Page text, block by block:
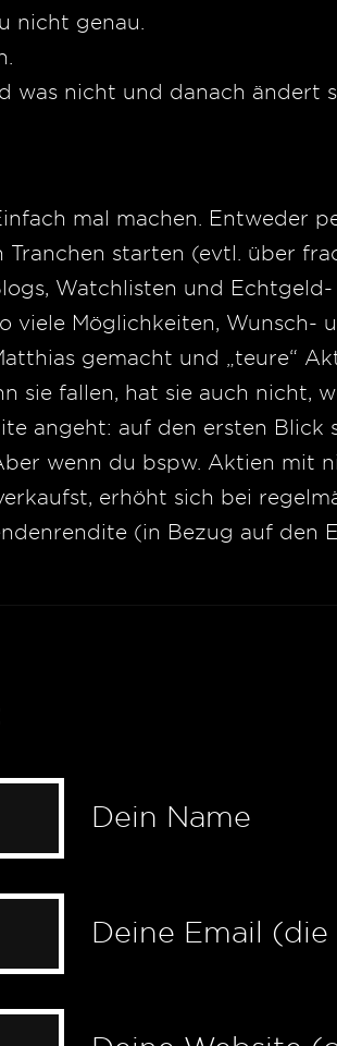
nicht genau.
was nicht und danach ändert
mal machen. Entweder
starten (evtl. über
Watchlisten und
viele Möglichkeiten, Wunsch-
gemacht und „teure“
sie fallen, hat sie auch nicht,
angeht: auf den ersten Blick
wenn du bspw. Aktien mit
erhöht sich bei
(in Bezug auf den
Dein Name
Deine Email